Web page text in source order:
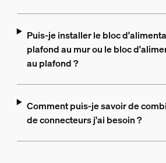
Puis-je installer le bloc
plafond au mur ou le bloc
au plafond ?
Comment puis-je savoir de
de connecteurs j'ai besoin ?